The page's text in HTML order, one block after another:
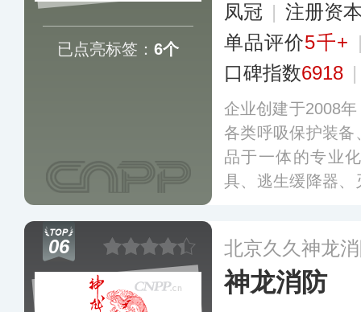
已点亮标签： 6个
凤冠 | 注册资
单品评价5千+
口碑指数6918
企业创建于2008
各类呼吸保护装
品于一体的专业
具、逃生缓降器
内、远销世界、
06 北京久久神龙
神龙消防